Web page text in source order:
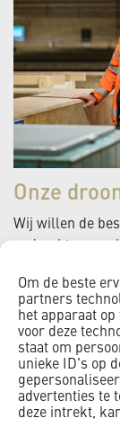
Om de beste
partners
het apparaat
voor deze
staat om
unieke ID's op
advertenties te
deze intrekt,
Onze
Wij willen de
integrale,
oplossingen.
van de kracht
en verbinding
prijs-
Een werkgever
betrouwbare
samenwerken.